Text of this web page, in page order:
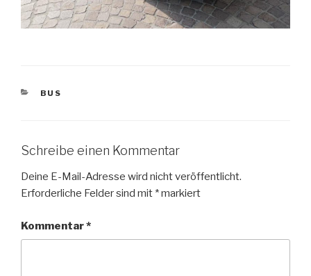
KATEGORIEN
BUS
Schreibe einen Kommentar
Deine E-Mail-Adresse wird nicht veröffentlicht.
Erforderliche Felder sind mit *markiert
Kommentar*